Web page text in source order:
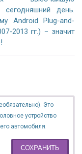
сегодняшний день.
Android Plug-and-
2013 гг.) – значит
Это
устройство
автомобиля.
СОХРАНИТЬ